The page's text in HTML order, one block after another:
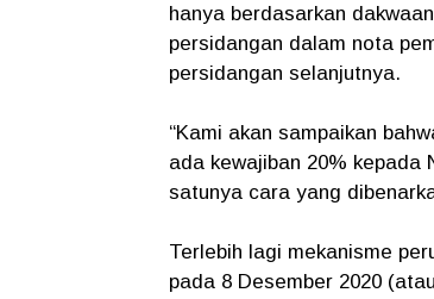
hanya berdasarkan
persidangan dalam nota
persidangan selanjutnya.
“Kami akan sampaikan
ada kewajiban 20% kepada
satunya cara yang
Terlebih lagi mekanisme
pada 8 Desember 2020